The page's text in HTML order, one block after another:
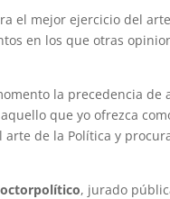
el mejor ejercicio del
en los que otras
la precedencia
que yo ofrezca
de la Política y
, jurado